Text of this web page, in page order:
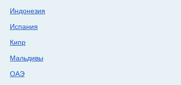
Индонезия
Испания
Кипр
Мальдивы
ОАЭ